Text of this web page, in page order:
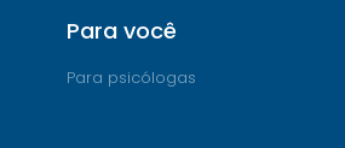
Para você
Para psicólogas